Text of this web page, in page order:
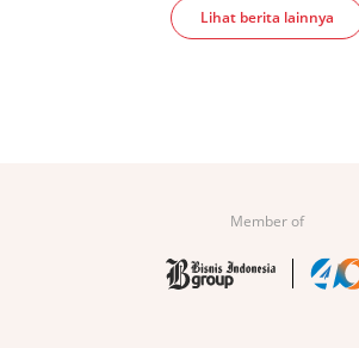
Lihat berita lainnya
Member of